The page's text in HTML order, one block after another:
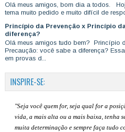
Olá meus amigos, bom dia a todos.
tema muito pedido e muito difícil de
Princípio da Prevenção x Princípio
diferença?
Olá meus amigos tudo bem? Princípio
Precaução: você sabe a diferença?
em provas d...
INSPIRE-SE:
"Seja você quem for, seja qual for a
vida, a mais alta ou a mais baixa, tenha
muita determinação e sempre faça tudo